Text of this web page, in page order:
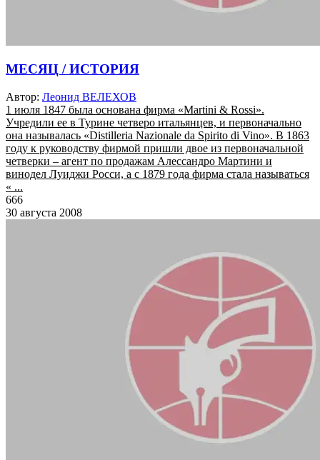
МЕСЯЦ / ИСТОРИЯ
Автор: Леонид ВЕЛЕХОВ
1 июля 1847 была основана фирма «Martini & Rossi».
Учредили ее в Турине четверо итальянцев, и первоначально
она называлась «Distilleria Nazionale da Spirito di Vino». В 1863
году к руководству фирмой пришли двое из первоначальной
четверки – агент по продажам Алессандро Мартини и
винодел Луиджи Росси, а с 1879 года фирма стала называться
« ...
666
30 августа 2008